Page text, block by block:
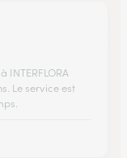
INTERFLORA
Le service est